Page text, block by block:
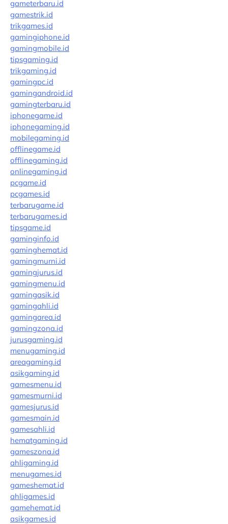
gameterbaru.id
gamestrik.id
trikgames.id
gamingiphone.id
gamingmobile.id
tipsgaming.id
trikgaming.id
gamingpc.id
gamingandroid.id
gamingterbaru.id
iphonegame.id
iphonegaming.id
mobilegaming.id
offlinegame.id
offlinegaming.id
onlinegaming.id
pcgame.id
pcgames.id
terbarugame.id
terbarugames.id
tipsgame.id
gaminginfo.id
gaminghemat.id
gamingmurni.id
gamingjurus.id
gamingmenu.id
gamingasik.id
gamingahli.id
gamingarea.id
gamingzona.id
jurusgaming.id
menugaming.id
areagaming.id
asikgaming.id
gamesmenu.id
gamesmurni.id
gamesjurus.id
gamesmain.id
gamesahli.id
hematgaming.id
gameszona.id
ahligaming.id
menugames.id
gameshemat.id
ahligames.id
gamehemat.id
asikgames.id